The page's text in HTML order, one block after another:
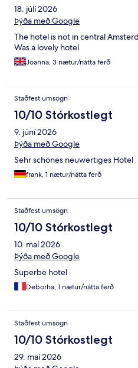
18. júlí 2026
Þýða með Google
The hotel is not in central
Was a lovely hotel
Joanna, 3 nætur/nátta ferð
Staðfest umsögn
10/10 Stórkostlegt
9. júní 2026
Þýða með Google
Sehr schönes neuwertiges Hotel
frank, 1 nætur/nátta ferð
Staðfest umsögn
10/10 Stórkostlegt
10. maí 2026
Þýða með Google
Superbe hotel
Deborha, 1 nætur/nátta ferð
Staðfest umsögn
10/10 Stórkostlegt
29. maí 2026